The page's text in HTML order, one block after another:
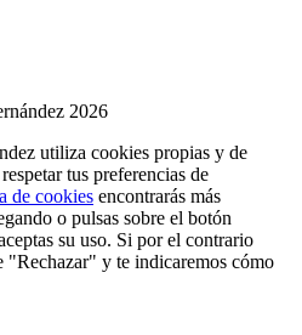
2026
utiliza cookies propias y de
tus preferencias de
de cookies encontrarás más
o pulsas sobre el botón
su uso. Si por el contrario
"Rechazar" y te indicaremos cómo